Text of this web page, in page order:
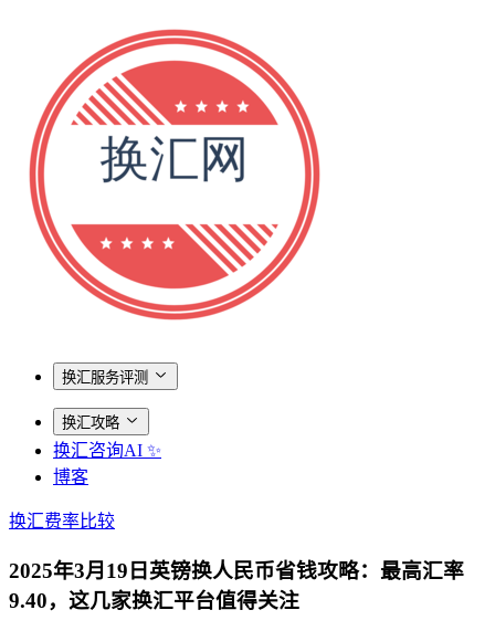
换汇服务评测
换汇攻略
换汇咨询AI ✨
博客
换汇费率比较
2025年3月19日英镑换人民币省钱攻略：最高汇率
9.40，这几家换汇平台值得关注